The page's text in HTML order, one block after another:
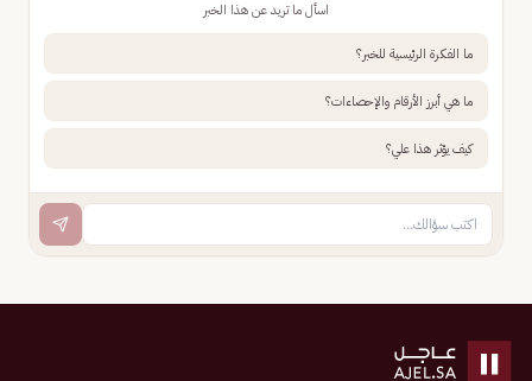
اسأل ما تريد عن هذا الخبر
ما الفكرة الرئيسية للخبر؟
ما هي أبرز الأرقام والإحصاءات؟
كيف يؤثر هذا علي؟